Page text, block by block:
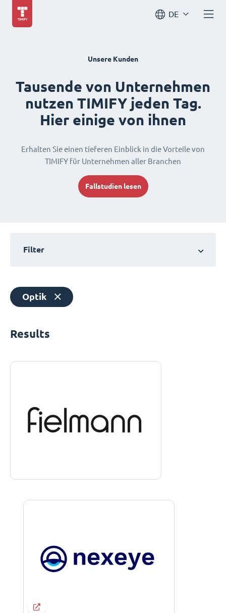
DE
Unsere Kunden
Tausende von Unternehmen
nutzen TIMIFY jeden Tag.
Hier einige von ihnen
Erhalten Sie einen tieferen Einblick in die Vorteile von
TIMIFY für Unternehmen aller Branchen
Fallstudien lesen
Filter
Optik
Results